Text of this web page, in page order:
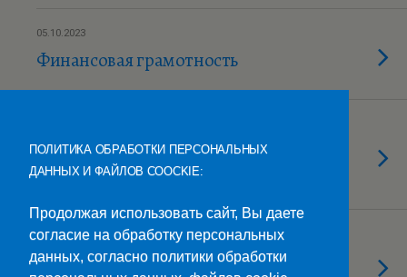
05.10.2023
Финансовая грамотность
Кружковцы поздравляют
преподавателей
04.10.2023
Отмечаем день защиты
ПОЛИТИКА ОБРАБОТКИ ПЕРСОНАЛЬНЫХ
ДАННЫХ И ФАЙЛОВ COOCKIE:
Продолжая использовать сайт, Вы даете
согласие на обработку персональных
данных, согласно политики обработки